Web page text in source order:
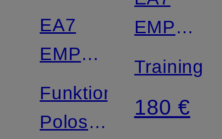
EA7
EMPORIO
ARMANI
Funktions-
Poloshirt
ARMANI
180 €